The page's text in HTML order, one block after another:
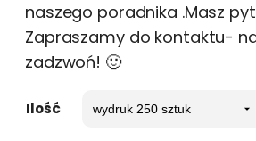
naszego poradnika .Masz
Zapraszamy do kontaktu-
zadzwoń! 🙂
Ilość